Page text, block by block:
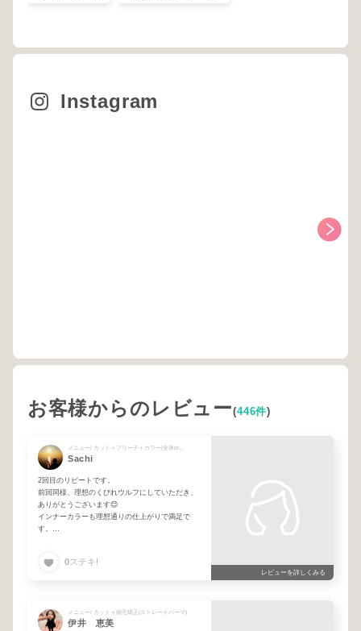
Instagram
お客様からのレビュー(446件)
Sachi
2回目のリピートです。
前回同様、理想のくびれウルフにしていただき、
ありがとうございます😊
インナーカラーも理想通りの仕上がりで満足で
す。
0ステキ!
レビューを詳しくみる
メニュー/ カット＋縮毛矯正(ストレートパーマ)
伊井 恵美